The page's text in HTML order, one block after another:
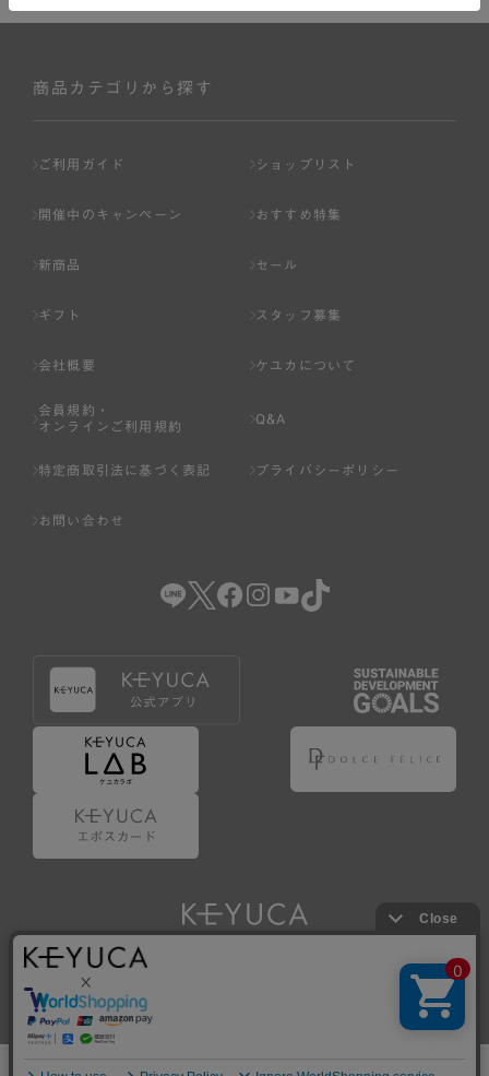
商品カテゴリから探す
ご利用ガイド ショップリスト
開催中のキャンペーン おすすめ特集
新商品 セール
ギフト スタッフ募集
会社概要 ケユカについて
会員規約・
オンラインご利用規約
Q&A
特定商取引法に基づく表記 プライバシーポリシー
お問い合わせ
Copyright © KAWAJUN Co., Ltd. All Rights Reserved.